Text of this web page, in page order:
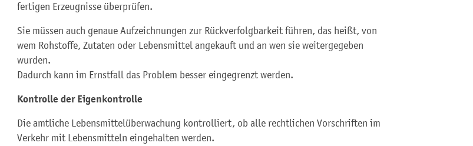
fertigen Erzeugnisse überprüfen.
Sie müssen auch genaue Aufzeichnungen zur Rückverfolgbarkeit führen, das heißt, von
wem Rohstoffe, Zutaten oder Lebensmittel angekauft und an wen sie weitergegeben
wurden.
Dadurch kann im Ernstfall das Problem besser eingegrenzt werden.
Kontrolle der Eigenkontrolle
Die amtliche Lebensmittelüberwachung kontrolliert, ob alle rechtlichen Vorschriften im
Verkehr mit Lebensmitteln eingehalten werden.